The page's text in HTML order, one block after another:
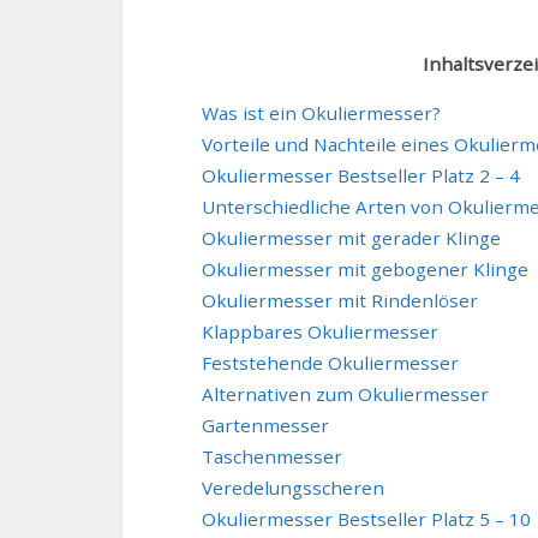
Was ist ein Okuliermesser?
Vorteile und Nachteile eines
Okuliermesser Bestseller Platz 2 – 4
Unterschiedliche Arten von
Okuliermesser mit gerader Klinge
Okuliermesser mit gebogener Klinge
Okuliermesser mit Rindenlöser
Klappbares Okuliermesser
Feststehende Okuliermesser
Alternativen zum Okuliermesser
Gartenmesser
Taschenmesser
Veredelungsscheren
Okuliermesser Bestseller Platz 5 – 10